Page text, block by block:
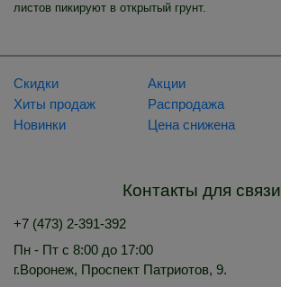
листов пикируют в открытый грунт.
Скидки
Хиты продаж
Новинки
Акции
Распродажа
Цена снижена
Контакты для связи
+7 (473) 2-391-392
Пн - Пт с 8:00 до 17:00
г.Воронеж, Проспект Патриотов, 9.